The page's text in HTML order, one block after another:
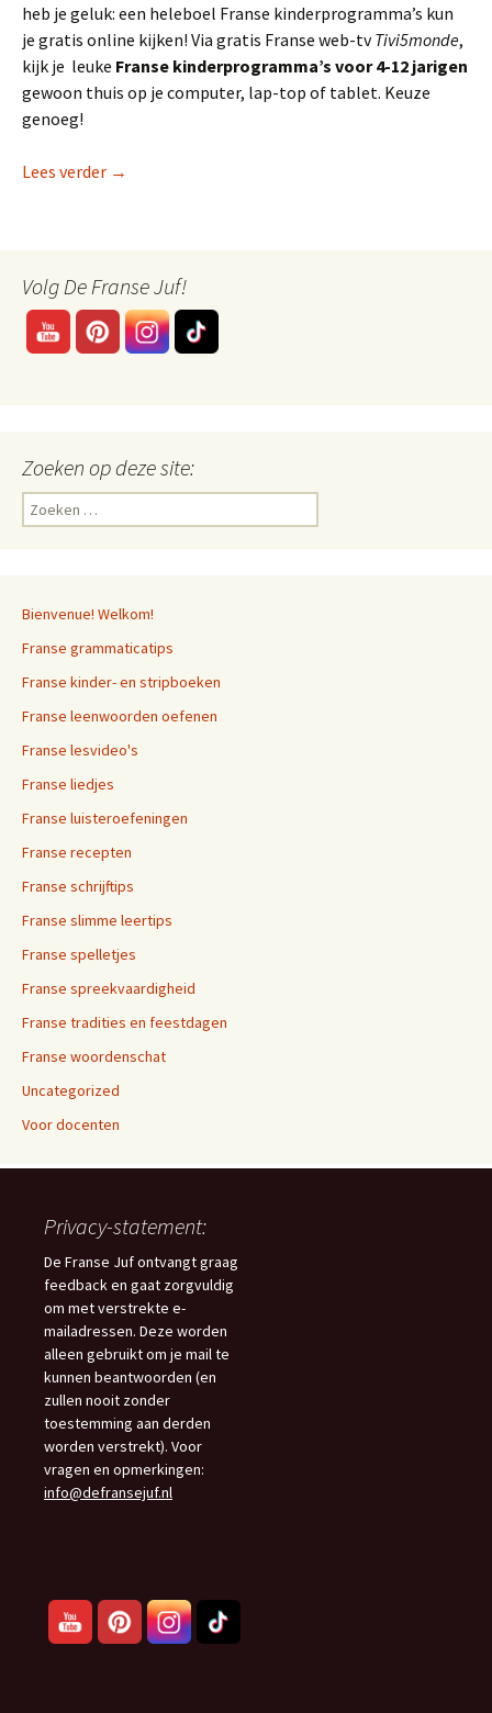
heb je geluk: een heleboel Franse kinderprogramma’s kun
je gratis online kijken! Via gratis Franse web-tvTivi5monde,
kijk je leuke Franse kinderprogramma’s voor 4-12 jarigen
gewoon thuis op je computer, lap-top of tablet. Keuze
genoeg!
Lees verder Franse kinderseries kijken in Nederland
→
Volg De Franse Juf!
Zoeken op deze site:
Zoeken
naar:
Bienvenue! Welkom!
Franse grammaticatips
Franse kinder- en stripboeken
Franse leenwoorden oefenen
Franse lesvideo's
Franse liedjes
Franse luisteroefeningen
Franse recepten
Franse schrijftips
Franse slimme leertips
Franse spelletjes
Franse spreekvaardigheid
Franse tradities en feestdagen
Franse woordenschat
Uncategorized
Voor docenten
Privacy-statement:
De Franse Juf ontvangt graag
feedback en gaat zorgvuldig
om met verstrekte e-
mailadressen. Deze worden
alleen gebruikt om je mail te
kunnen beantwoorden (en
zullen nooit zonder
toestemming aan derden
worden verstrekt). Voor
vragen en opmerkingen:
info@defransejuf.nl